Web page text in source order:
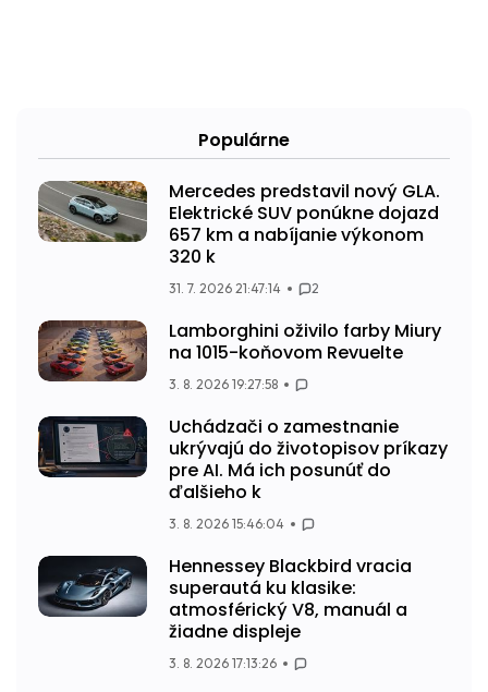
Populárne
Mercedes predstavil nový GLA.
Elektrické SUV ponúkne dojazd
657 km a nabíjanie výkonom
320 k
31. 7. 2026 21:47:14 2
Lamborghini oživilo farby Miury
na 1015-koňovom Revuelte
3. 8. 2026 19:27:58
Uchádzači o zamestnanie
ukrývajú do životopisov príkazy
pre AI. Má ich posunúť do
ďalšieho k
3. 8. 2026 15:46:04
Hennessey Blackbird vracia
superautá ku klasike:
atmosférický V8, manuál a
žiadne displeje
3. 8. 2026 17:13:26